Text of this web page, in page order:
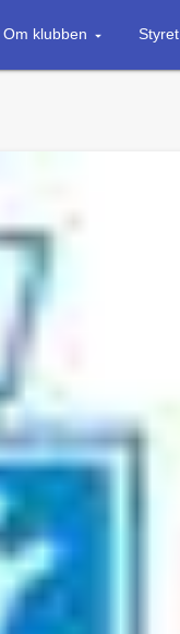
Om klubben Styret